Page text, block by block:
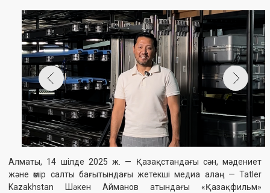
Алматы, 14 шілде 2025 ж. — Қазақстандағы сән, мәдениет
және өмір салты бағытындағы жетекші медиа алаң — Tatler
Kazakhstan Шәкен Айманов атындағы «Қазақфильм»
киностудиясына арнайы келіп, оның өндірістік әлеуеті мен
шығармашылық тынысын көрсететін бейнематериал
жариялады.
Бейнероликте киностудияның негізгі цехтары мен ішкі бөлімдері
— өндірістік процесс, дубляж студиясы, фонотека, дыбыс жазу
цехы және киноқор кеңінен қамтылды. Түсірілім барысында әр
бөлімнің мамандары өз бағыттары бойынша сұхбат беріп, кино
өндірісінің көпшілік біле бермейтін маңызды тұстарымен
таныстырды.
«Кино – көрерменге жеткенге дейін ұзақ жолдан өтеді. Біз
көріністің артындағы еңбекті, дыбыстың тазалығын, әр кадрдың
үйлесімділігін ойлаймыз. Tatler түсірген бұл материал –
көрерменді сол процестің ішіне жетелейтін әдемі мүмкіндік», —